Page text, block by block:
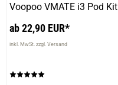
Voopoo VMATE i3 Pod Kit
ab 22,90 EUR*
inkl. MwSt. zzgl. Versand